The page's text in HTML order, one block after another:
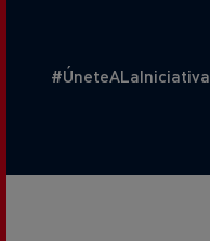
Additional Text
#ÚneteALaIniciativa